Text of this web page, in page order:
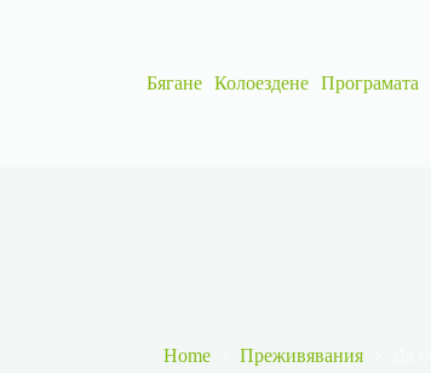
Бягане Колоездене Програмата
Home Преживявания